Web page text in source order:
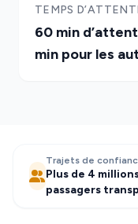
TEMPS
60 min
min pour les
Trajets de
Plus de 4
passagers